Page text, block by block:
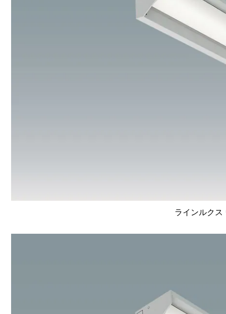
ラインルクス